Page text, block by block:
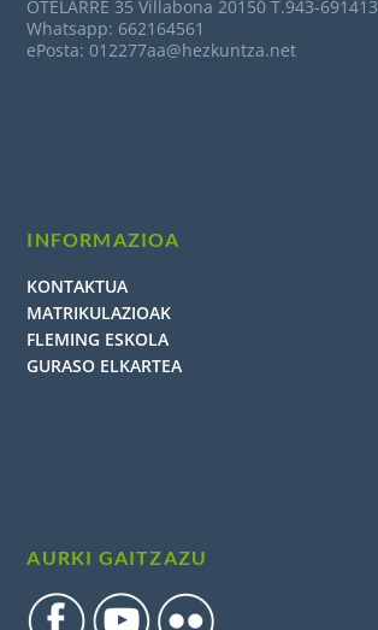
OTELARRE 35 Villabona 20150 T.943-691413
Whatsapp: 662164561
ePosta: 012277aa@hezkuntza.net
INFORMAZIOA
KONTAKTUA
MATRIKULAZIOAK
FLEMING ESKOLA
GURASO ELKARTEA
AURKI GAITZAZU